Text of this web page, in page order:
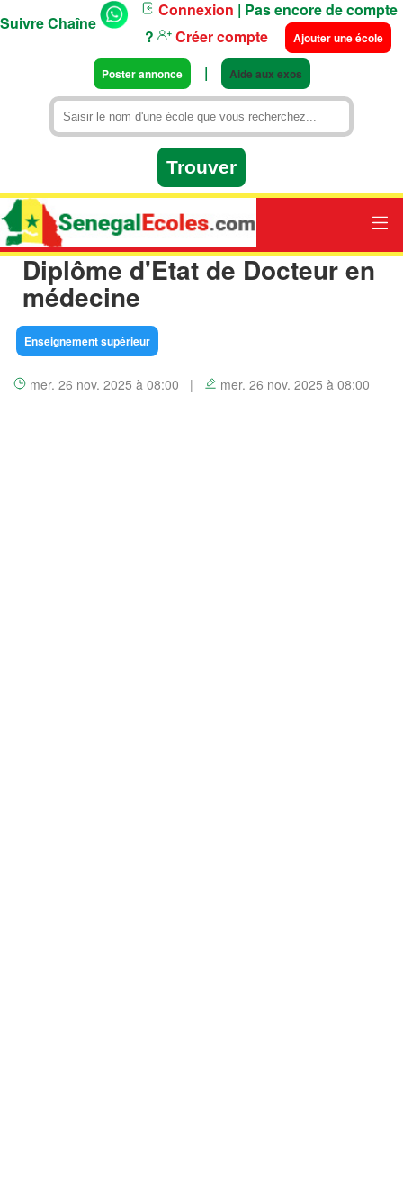
Suivre Chaîne
Connexion | Pas encore de compte
?
Créer compte Ajouter une école
Poster annonce | Aide aux exos
Diplôme d'Etat de Docteur en
médecine
Enseignement supérieur
mer. 26 nov. 2025 à 08:00 | mer. 26 nov. 2025 à 08:00